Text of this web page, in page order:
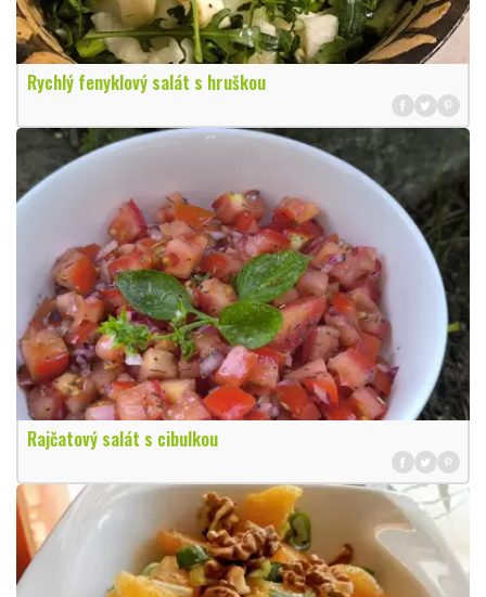
Rychlý fenyklový salát s hruškou
Rajčatový salát s cibulkou